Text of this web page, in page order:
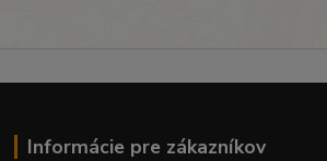
Informácie pre zákazníkov